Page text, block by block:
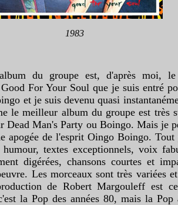
1983
groupe est, d'après moi, le
For Your Soul que je suis entré
et je suis devenu quasi
le meilleur album du groupe est très
Dead Man's Party ou Boingo. Mais je
apogée de l'esprit Oingo Boingo.
textes exceptionnels, voix
digérées, chansons courtes et
Les morceaux sont très variées
de Robert Margouleff est
la Pop des années 80, mais la